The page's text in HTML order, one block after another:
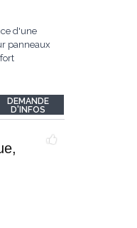
d'une
panneaux
DEMANDE
D'INFOS